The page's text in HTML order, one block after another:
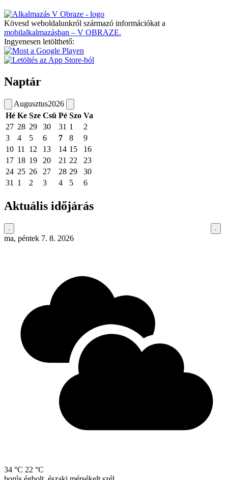
Kövesd weboldalunkról származó információkat a
mobilalkalmazásban – V OBRAZE.
Ingyenesen letölthető:
Naptár
Augusztus2026
Hé Ke Sze Csü Pé Szo Va
27 28 29 30 31 1
2
3
4 5 6 7 8
9
10 11 12 13 14 15
16
17 18 19 20 21 22
23
24 25 26 27 28 29
30
31
1 2 3 4 5 6
Aktuális időjárás
ma, péntek 7. 8. 2026
34 °C 22 °C